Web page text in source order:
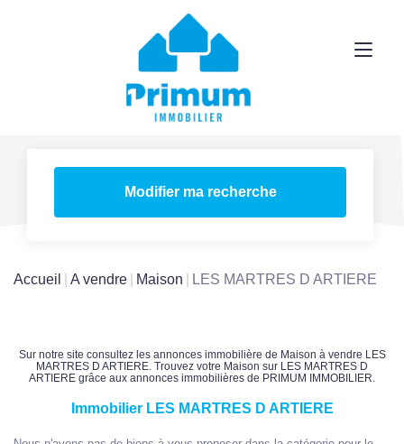
Modifier ma recherche
Accueil A vendre Maison LES MARTRES D ARTIERE
Sur notre site consultez les annonces immobilière de Maison à vendre LES
MARTRES D ARTIERE. Trouvez votre Maison sur LES MARTRES D
ARTIERE grâce aux annonces immobilières de PRIMUM IMMOBILIER.
Immobilier LES MARTRES D ARTIERE